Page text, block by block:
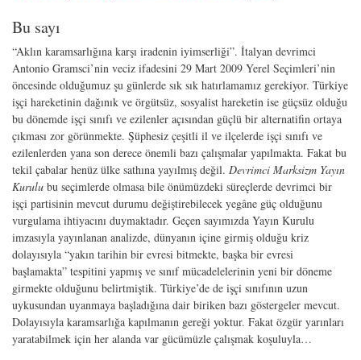
Bu sayı
“Aklın karamsarlığına karşı iradenin iyimserliği”. İtalyan devrimci
Antonio Gramsci’nin veciz ifadesini 29 Mart 2009 Yerel Seçimleri’nin
öncesinde olduğumuz şu günlerde sık sık hatırlamamız gerekiyor. Türkiye
işçi hareketinin dağınık ve örgütsüz, sosyalist hareketin ise güçsüz olduğu
bu dönemde işçi sınıfı ve ezilenler açısından güçlü bir alternatifin ortaya
çıkması zor görünmekte. Şüphesiz çeşitli il ve ilçelerde işçi sınıfı ve
ezilenlerden yana son derece önemli bazı çalışmalar yapılmakta. Fakat bu
tekil çabalar henüz ülke sathına yayılmış değil. Devrimci Marksizm Yayın
Kurulu bu seçimlerde olmasa bile önümüzdeki süreçlerde devrimci bir
işçi partisinin mevcut durumu değiştirebilecek yegâne güç olduğunu
vurgulama ihtiyacını duymaktadır. Geçen sayımızda Yayın Kurulu
imzasıyla yayınlanan analizde, dünyanın içine girmiş olduğu kriz
dolayısıyla “yakın tarihin bir evresi bitmekte, başka bir evresi
başlamakta” tespitini yapmış ve sınıf mücadelelerinin yeni bir döneme
girmekte olduğunu belirtmiştik. Türkiye’de de işçi sınıfının uzun
uykusundan uyanmaya başladığına dair biriken bazı göstergeler mevcut.
Dolayısıyla karamsarlığa kapılmanın gereği yoktur. Fakat özgür yarınları
yaratabilmek için her alanda var gücümüzle çalışmak koşuluyla…